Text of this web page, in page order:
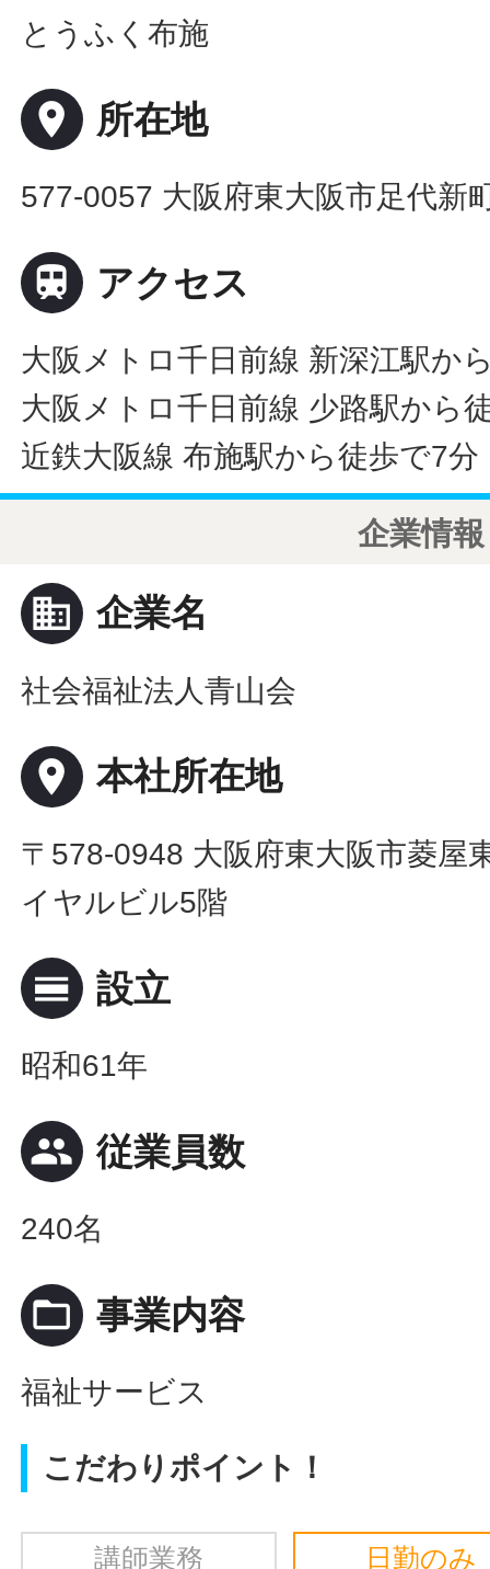
とうふく布施
place 所在地
577-0057 大阪府東大阪市足代新
 アクセス
大阪メトロ千日前線 新深江駅か
大阪メトロ千日前線 少路駅から
近鉄大阪線 布施駅から徒歩で7分
企業情報
business 企業名
社会福祉法人青山会
place 本社所在地
〒578-0948 大阪府東大阪市菱屋
イヤルビル5階
calendar_view_day 設立
昭和61年
people 従業員数
240名
folder_open 事業内容
福祉サービス
こだわりポイント！
講師業務 日勤のみ